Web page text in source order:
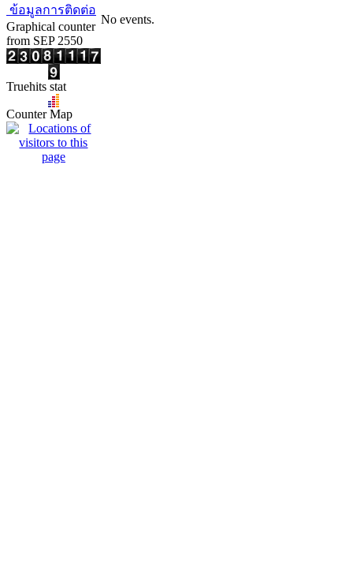
ข้อมูลการติดต่อ
Graphical counter
from SEP 2550
Truehits stat
Counter Map
No events.